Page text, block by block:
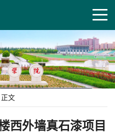
正文
西外墙真石漆项目